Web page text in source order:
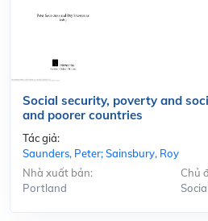
Social security, poverty and
and poorer countries
Tác giả:
Saunders, Peter; Sainsbury, Roy
Nhà xuất bản:
Portland
Chủ